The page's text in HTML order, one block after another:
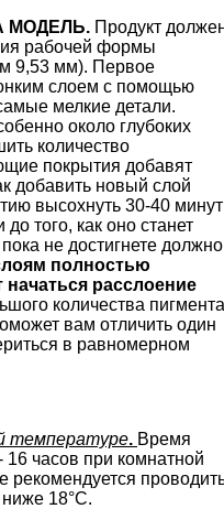
МОДЕЛЬ. Продукт
рабочей формы
9,53 мм). Первое
слоем с помощью
мелкие детали.
около глубоких
количество
покрытия добавят
добавить новый слой
высохнуть 30-40 минут
того, как оно станет
не достигнете
полностью
начаться расслоение
количества пигмента
вам отличить один
в равномерном
температуре. Время
часов при комнатной
рекомендуется
18°C.